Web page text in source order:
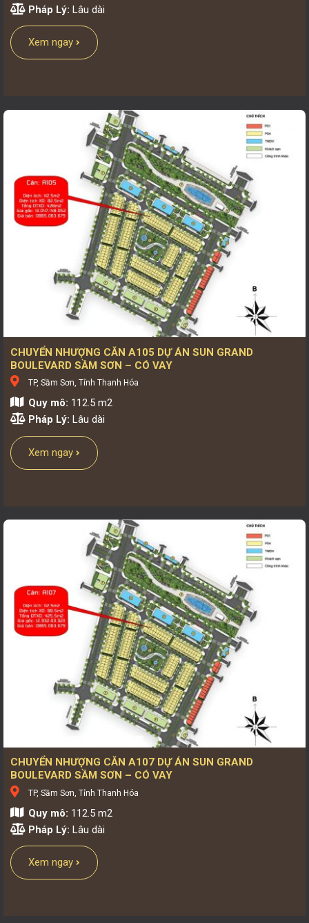
Pháp Lý: Lâu dài
Xem ngay
CHUYỂN NHƯỢNG CĂN A105 DỰ ÁN SUN GRAND
BOULEVARD SẦM SƠN – CÓ VAY
TP, Sầm Sơn, Tỉnh Thanh Hóa
Quy mô: 112.5 m2
Pháp Lý: Lâu dài
Xem ngay
CHUYỂN NHƯỢNG CĂN A107 DỰ ÁN SUN GRAND
BOULEVARD SẦM SƠN – CÓ VAY
TP, Sầm Sơn, Tỉnh Thanh Hóa
Quy mô: 112.5 m2
Pháp Lý: Lâu dài
Xem ngay